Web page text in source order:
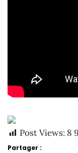
Post Views: 8
Partager :